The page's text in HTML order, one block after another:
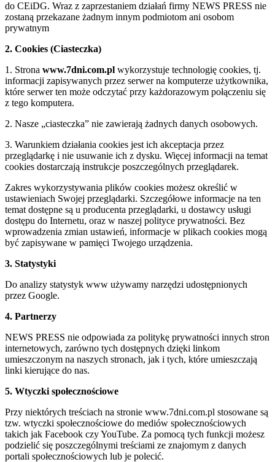
do CEiDG. Wraz z zaprzestaniem działań firmy NEWS PRESS nie
zostaną przekazane żadnym innym podmiotom ani osobom
prywatnym
2. Cookies (Ciasteczka)
1. Strona www.7dni.com.pl wykorzystuje technologię cookies, tj.
informacji zapisywanych przez serwer na komputerze użytkownika,
które serwer ten może odczytać przy każdorazowym połączeniu się
z tego komputera.
2. Nasze „ciasteczka” nie zawierają żadnych danych osobowych.
3. Warunkiem działania cookies jest ich akceptacja przez
przeglądarkę i nie usuwanie ich z dysku. Więcej informacji na temat
cookies dostarczają instrukcje poszczególnych przeglądarek.
Zakres wykorzystywania plików cookies możesz określić w
ustawieniach Swojej przeglądarki. Szczegółowe informacje na ten
temat dostępne są u producenta przeglądarki, u dostawcy usługi
dostępu do Internetu, oraz w naszej polityce prywatności. Bez
wprowadzenia zmian ustawień, informacje w plikach cookies mogą
być zapisywane w pamięci Twojego urządzenia.
3. Statystyki
Do analizy statystyk www używamy narzędzi udostępnionych
przez Google.
4. Partnerzy
NEWS PRESS nie odpowiada za politykę prywatności innych stron
internetowych, zarówno tych dostępnych dzięki linkom
umieszczonym na naszych stronach, jak i tych, które umieszczają
linki kierujące do nas.
5. Wtyczki społecznościowe
Przy niektórych treściach na stronie www.7dni.com.pl stosowane są
tzw. wtyczki społecznościowe do mediów społecznościowych
takich jak Facebook czy YouTube. Za pomocą tych funkcji możesz
podzielić się poszczególnymi treściami ze znajomym z danych
portali społecznościowych lub je polecić.